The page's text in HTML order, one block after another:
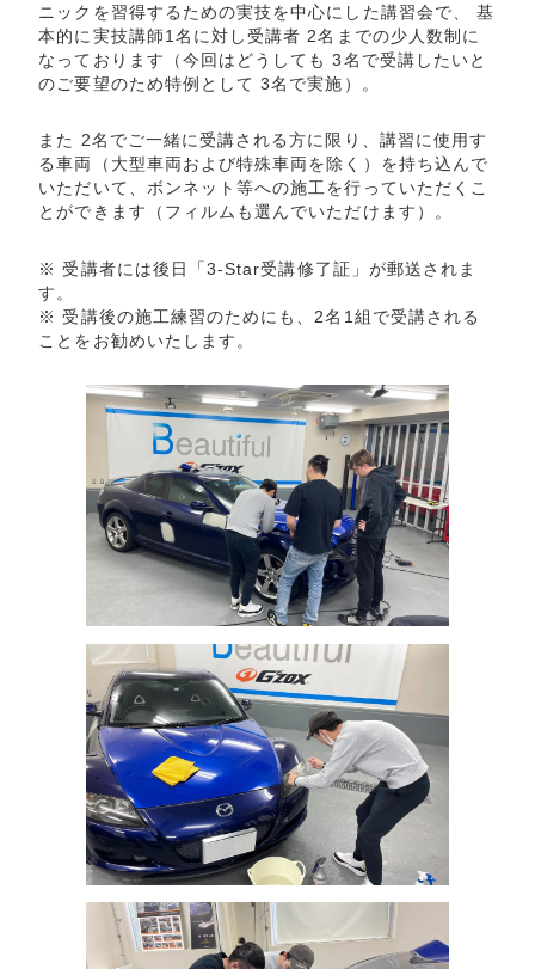
ニックを習得するための実技を中心にした講習会で、 基
本的に実技講師1名に対し受講者 2名までの少人数制に
なっております（今回はどうしても 3名で受講したいと
のご要望のため特例として 3名で実施）。
また 2名でご一緒に受講される方に限り、講習に使用す
る車両（大型車両および特殊車両を除く）を持ち込んで
いただいて、ボンネット等への施工を行っていただくこ
とができます（フィルムも選んでいただけます）。
※ 受講者には後日「3-Star受講修了証」が郵送されま
す。
※ 受講後の施工練習のためにも、2名1組で受講される
ことをお勧めいたします。